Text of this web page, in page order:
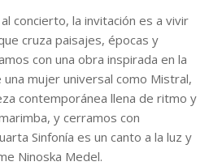
concierto, la invitación es a vivir
cruza paisajes, épocas y
con una obra inspirada en la
mujer universal como Mistral,
contemporánea llena de ritmo y
y cerramos con
Sinfonía es un canto a la luz y
Ninoska Medel.